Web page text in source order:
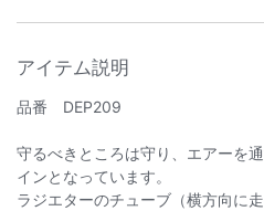
アイテム説明
品番 DEP209
守るべきところは守り、エアーを
インとなっています。
ラジエターのチューブ（横方向に